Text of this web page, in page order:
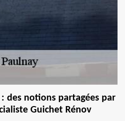
des notions partagées par
Guichet Rénov